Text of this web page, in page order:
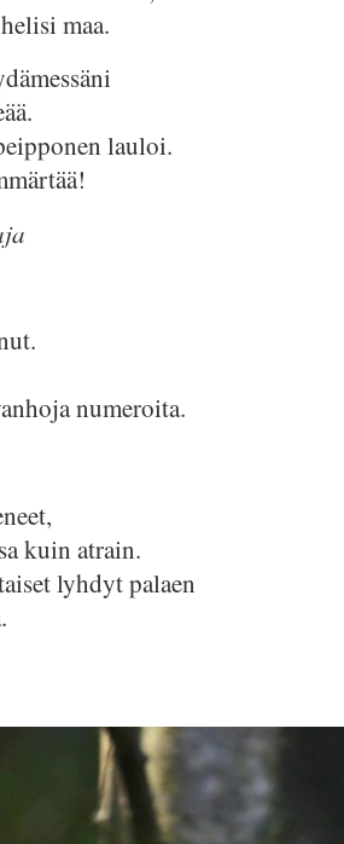
maa.
lauloi.
numeroita.
kuin atrain.
lyhdyt palaen